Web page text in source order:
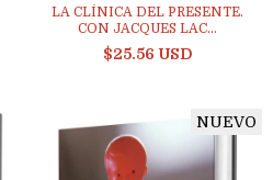
LA CLÍNICA DEL PRESENTE.
CON JACQUES LAC...
$25.56 USD
NUEVO